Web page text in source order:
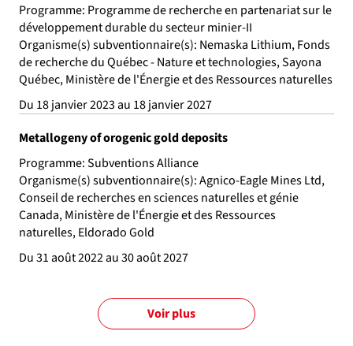
Programme: Programme de recherche en partenariat sur le
développement durable du secteur minier-II
Organisme(s) subventionnaire(s): Nemaska Lithium, Fonds
de recherche du Québec - Nature et technologies, Sayona
Québec, Ministère de l'Énergie et des Ressources naturelles
Du 18 janvier 2023 au 18 janvier 2027
Metallogeny of orogenic gold deposits
Programme: Subventions Alliance
Organisme(s) subventionnaire(s): Agnico-Eagle Mines Ltd,
Conseil de recherches en sciences naturelles et génie
Canada, Ministère de l'Énergie et des Ressources
naturelles, Eldorado Gold
Du 31 août 2022 au 30 août 2027
Voir plus